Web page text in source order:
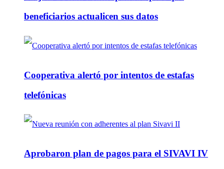
beneficiarios actualicen sus datos
Cooperativa alertó por intentos de estafas
telefónicas
Aprobaron plan de pagos para el SIVAVI IV